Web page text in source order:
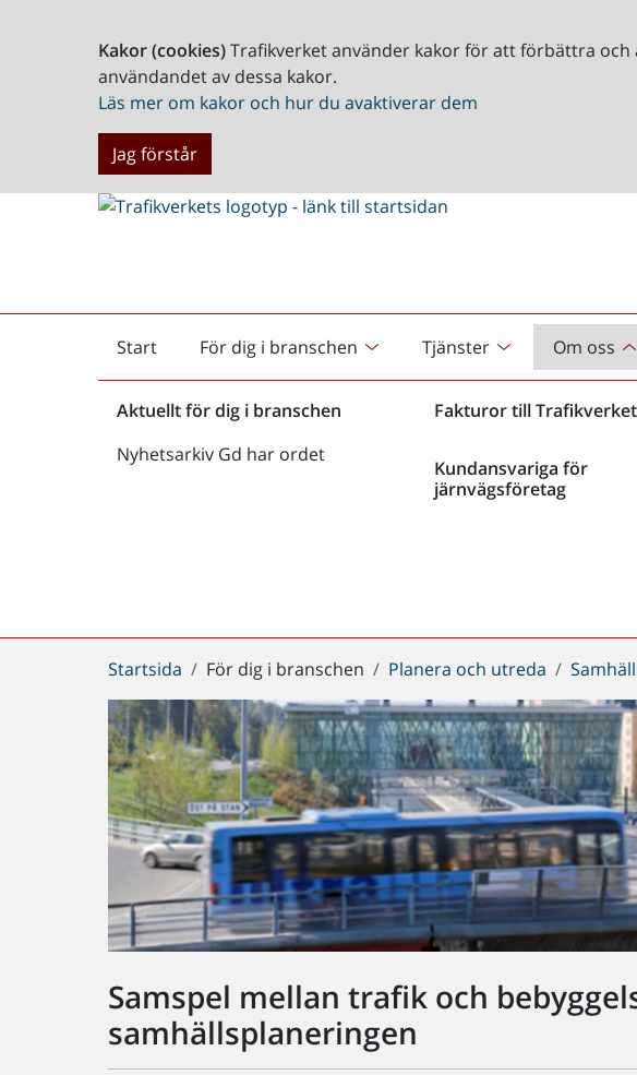
Kakor (cookies)Trafikverket använder kakor för att förbättra och
användandet av dessa kakor.
Läs mer om kakor och hur du avaktiverar dem
Jag förstår
Start
Startsida För dig i branschen Tjänster Om oss
Aktuellt för dig i branschen
Nyhetsarkiv Gd har ordet
Fakturor till Trafikverket
Kundansvariga för
järnvägsföretag
Du
är
här:
Startsida För dig i branschen Planera och utreda
Samspel mellan trafik och
samhällsplaneringen